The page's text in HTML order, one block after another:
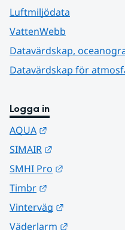
Luftmiljödata
VattenWebb
Datavärdskap,
Datavärdskap för
Logga in
AQUA
SIMAIR
SMHI Pro
Timbr
Vinterväg
Väderlarm